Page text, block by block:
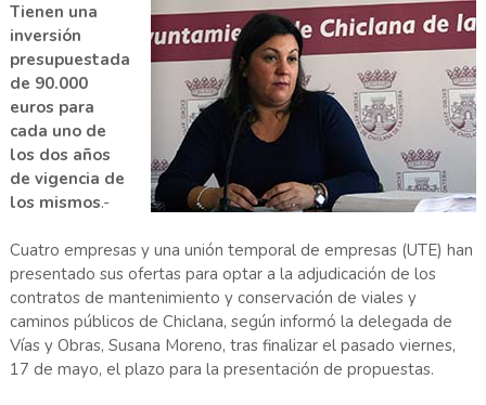
Tienen una
inversión
presupuestada
de 90.000
euros para
cada uno de
los dos años
de vigencia de
los mismos.-
Cuatro empresas y una unión temporal de empresas (UTE) han
presentado sus ofertas para optar a la adjudicación de los
contratos de mantenimiento y conservación de viales y
caminos públicos de Chiclana, según informó la delegada de
Vías y Obras, Susana Moreno, tras finalizar el pasado viernes,
17 de mayo, el plazo para la presentación de propuestas.